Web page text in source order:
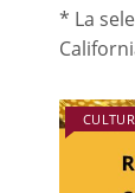
* La